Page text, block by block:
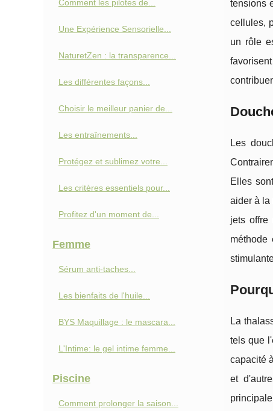
tensions
cellules,
un rôle
Les
Elles
aider à la
jets offre
méthode
La
tels que
capacité
et
Comment les pilotes de...
Une Expérience Sensorielle...
NaturetZen : la transparence...
Les différentes façons...
Choisir le meilleur panier de...
Les entraînements...
Protégez et sublimez votre...
Les critères essentiels pour...
Profitez d'un moment de...
Femme
Sérum anti-taches...
Les bienfaits de l'huile...
BYS Maquillage : le mascara...
L'Intime: le gel intime femme...
Piscine
Comment prolonger la saison...